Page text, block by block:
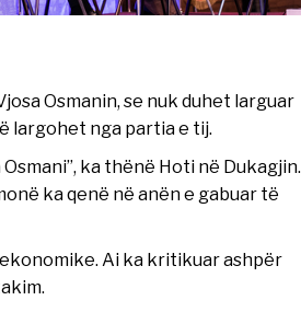
Osmanin, se nuk duhet larguar
largohet nga partia e tij.
ka thënë Hoti në Dukagjin.
ka qenë në anën e gabuar të
Ai ka kritikuar ashpër